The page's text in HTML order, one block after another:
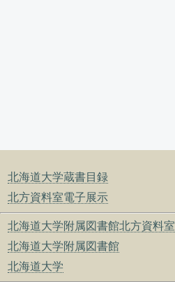
北海道大学蔵書目録
北方資料室電子展示
北海道大学附属図書館北方資料室
北海道大学附属図書館
北海道大学